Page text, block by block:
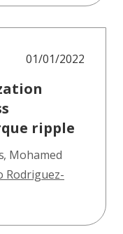
01/01/2022
ripple
, Mohamed
Rodriguez-